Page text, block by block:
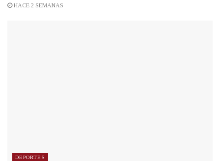
HACE 2 SEMANAS
DEPORTES